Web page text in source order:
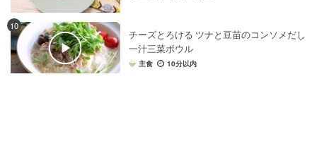
10
チーズとろける ツナと豆苗のコンソメだし
一汁三菜ボウル
主食 10分以内